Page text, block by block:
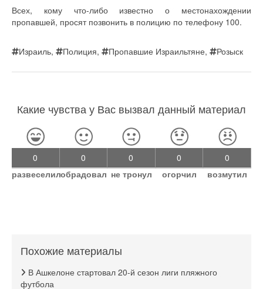
Всех, кому что-либо известно о местонахождении
пропавшей, просят позвонить в полицию по телефону 100.
Израиль, Полиция, Пропавшие Израильтяне, Розыск
Какие чувства у Вас вызвал данный материал
0
развеселил
0
обрадовал
0
не тронул
0
огорчил
0
возмутил
Похожие материалы
В Ашкелоне стартовал 20-й сезон лиги пляжного
футбола